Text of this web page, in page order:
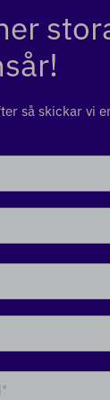
så skickar vi